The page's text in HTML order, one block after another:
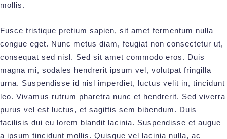
mollis.
Fusce tristique pretium sapien, sit amet fermentum nulla
congue eget. Nunc metus diam, feugiat non consectetur ut,
consequat sed nisl. Sed sit amet commodo eros. Duis
magna mi, sodales hendrerit ipsum vel, volutpat fringilla
urna. Suspendisse id nisl imperdiet, luctus velit in, tincidunt
leo. Vivamus rutrum pharetra nunc et hendrerit. Sed viverra
purus vel est luctus, et sagittis sem bibendum. Duis
facilisis dui eu lorem blandit lacinia. Suspendisse et augue
a ipsum tincidunt mollis. Quisque vel lacinia nulla, ac